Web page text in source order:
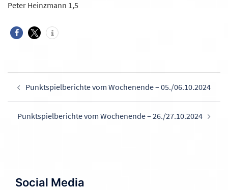
Peter Heinzmann 1,5
Punktspielberichte vom Wochenende – 05./06.10.2024
Punktspielberichte vom Wochenende – 26./27.10.2024
Social Media